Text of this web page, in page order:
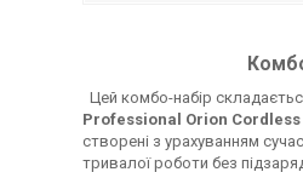
Цей комбо-набір
Professional Orion
створені з урахуванням
тривалої роботи без